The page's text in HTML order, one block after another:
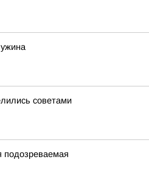
советами
подозреваемая